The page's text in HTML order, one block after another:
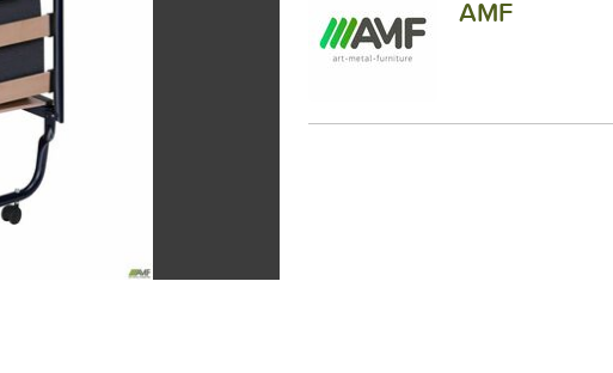
AMF